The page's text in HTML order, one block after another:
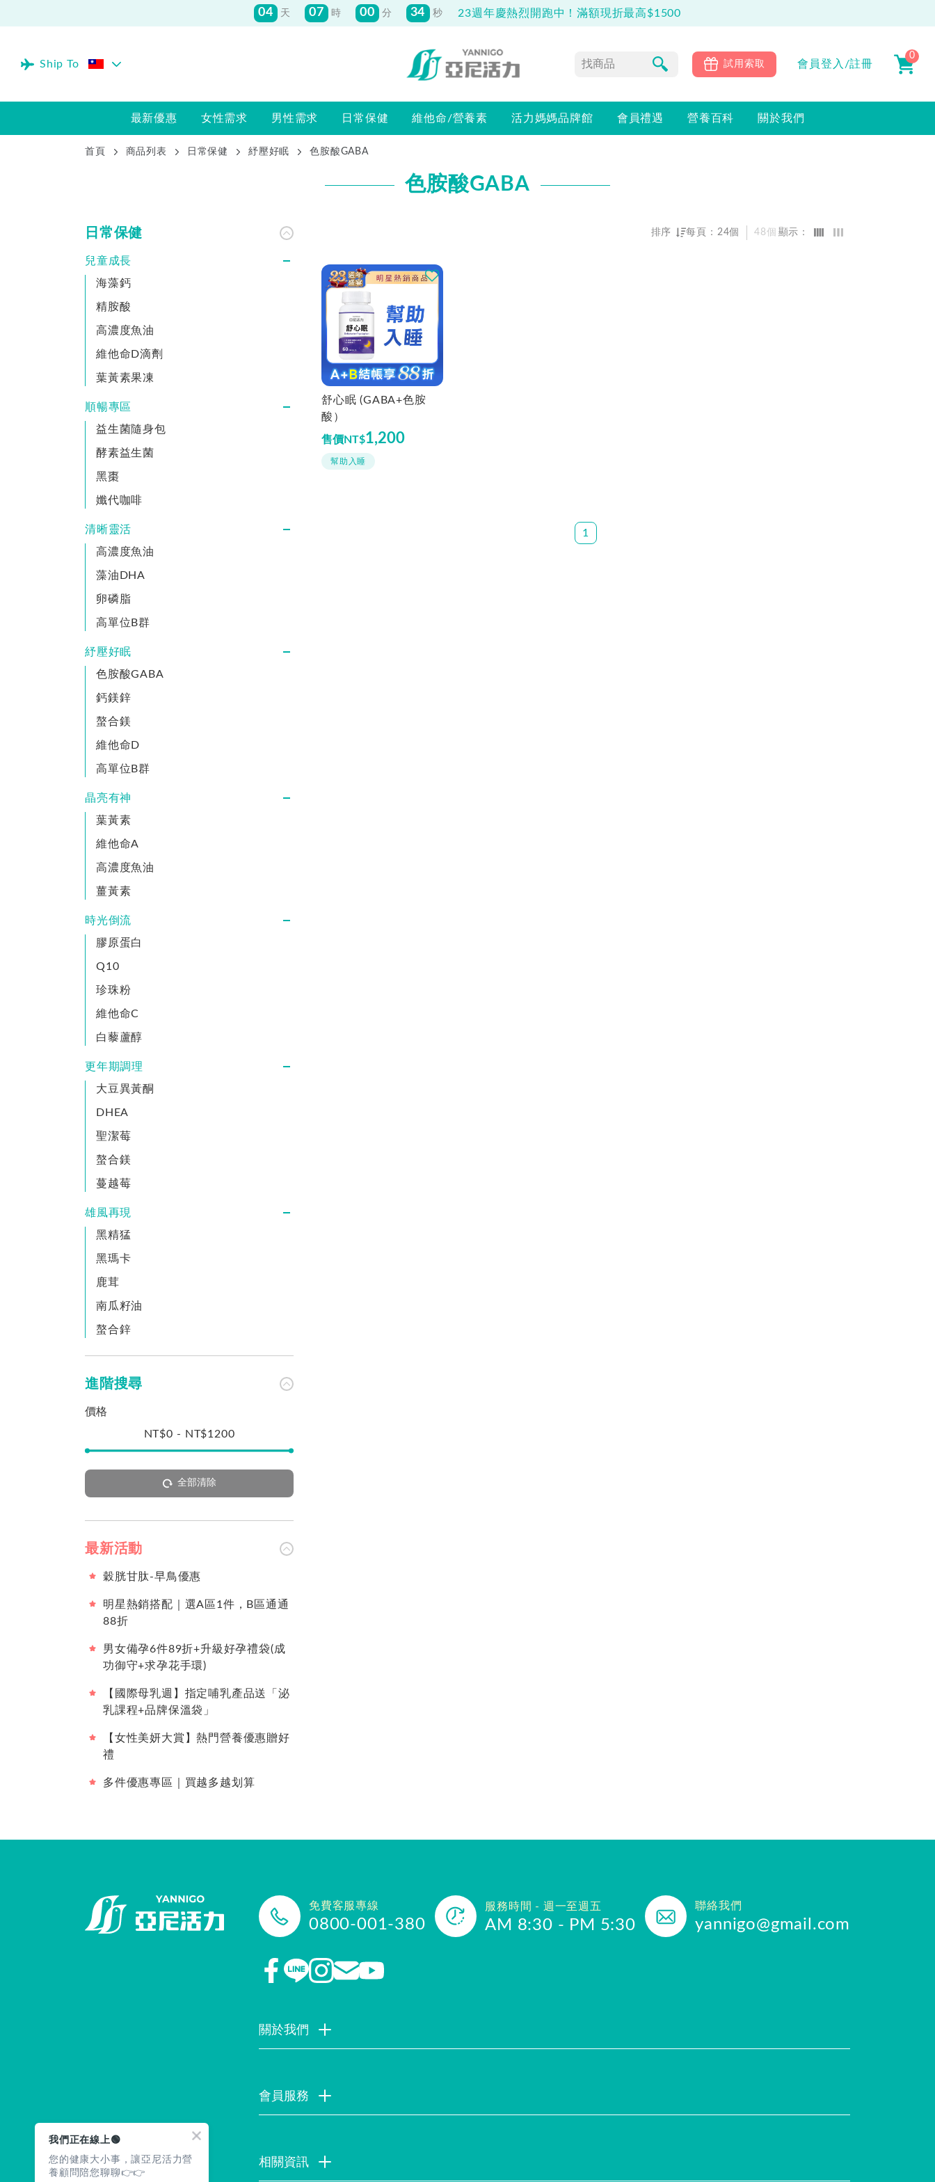
先付款滿800元免運！註冊會員最高獲 150元抵用券
Ship To 試用索取 會員登入/註冊
0
最新優惠 女性需求 男性需求 日常保健 維他命/營養素 活力媽媽品牌館 會員禮遇 營養百科 關於我們
首頁 商品列表 日常保健 紓壓好眠 色胺酸GABA
色胺酸GABA
日常保健
兒童成長
海藻鈣
精胺酸
高濃度魚油
維他命D滴劑
葉黃素果凍
順暢專區
益生菌隨身包
酵素益生菌
黑棗
孅代咖啡
清晰靈活
高濃度魚油
藻油DHA
卵磷脂
高單位B群
紓壓好眠
色胺酸GABA
鈣鎂鋅
螯合鎂
維他命D
高單位B群
晶亮有神
葉黃素
維他命A
高濃度魚油
薑黃素
時光倒流
膠原蛋白
Q10
珍珠粉
維他命C
白藜蘆醇
更年期調理
大豆異黃酮
DHEA
聖潔莓
螯合鎂
蔓越莓
雄風再現
黑精猛
黑瑪卡
鹿茸
南瓜籽油
螯合鋅
進階搜尋
價格
NT$0 - NT$1200
全部清除
最新活動
穀胱甘肽-早鳥優惠
明星熱銷搭配｜選A區1件，B區通通
88折
男女備孕6件89折+升級好孕禮袋(成
功御守+求孕花手環)
【國際母乳週】指定哺乳產品送「泌
乳課程+品牌保溫袋」
【女性美妍大賞】熱門營養優惠贈好
禮
多件優惠專區｜買越多越划算
排序 每頁： 24個 48個 顯示：
舒心眠 (GABA+色胺
酸）
售價NT$1,200
幫助入睡
1
免費客服專線
0800-001-380
服務時間 - 週一至週五
AM 8:30 - PM 5:30
聯絡我們
yannigo@gmail.com
關於我們
會員服務
相關資訊
我們正在線上🟢
您的健康大小事，讓亞尼活力營
養顧問陪您聊聊👉👉